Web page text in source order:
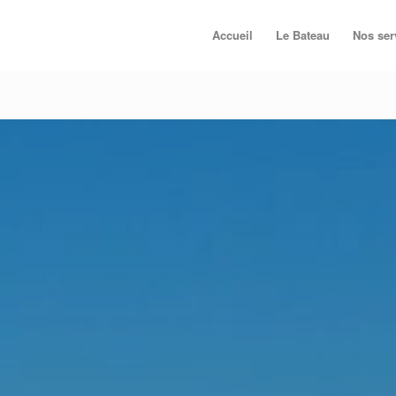
Accueil Le Bateau Nos